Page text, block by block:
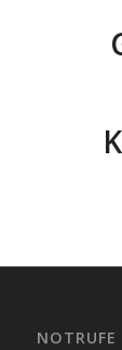
NOTRUFE